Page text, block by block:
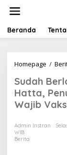
t
Beranda
Homepage /
Sudah
Hatta,
Wajib
Admin Instran
WIB
Berita